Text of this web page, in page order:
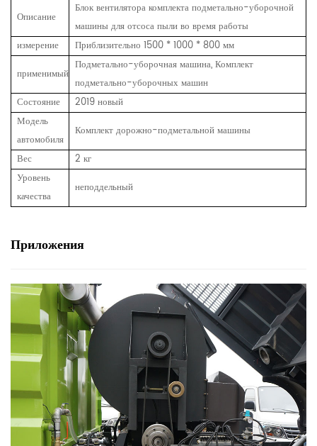
Описание
Блок вентилятора комплекта подметально-уборочной
машины для отсоса пыли во время работы
измерение
Приблизительно 1500 * 1000 * 800 мм
применимый
Подметально-уборочная машина, Комплект
подметально-уборочных машин
Состояние
2019 новый
Модель
автомобиля
Комплект дорожно-подметальной машины
Вес
2 кг
Уровень
качества
неподдельный
Приложения